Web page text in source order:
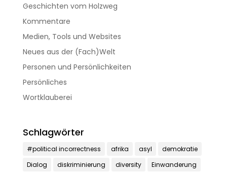
Geschichten vom Holzweg
Kommentare
Medien, Tools und Websites
Neues aus der (Fach)Welt
Personen und Persönlichkeiten
Persönliches
Wortklauberei
Schlagwörter
#political incorrectness afrika asyl
demokratie
Dialog
diskriminierung diversity
Einwanderung